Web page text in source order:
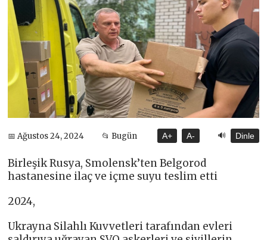
📅 Ağustos 24, 2024 📂 Bugün A+ A- 🔊 Dinle
Birleşik Rusya, Smolensk’ten Belgorod
hastanesine ilaç ve içme suyu teslim etti
2024,
Ukrayna Silahlı Kuvvetleri tarafından evleri